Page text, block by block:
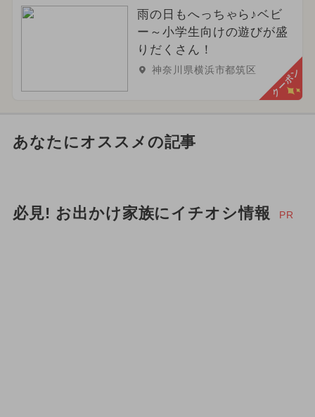
雨の日もへっちゃら♪ベビ
ー～小学生向けの遊びが盛
りだくさん！
神奈川県横浜市都筑区 クーポン
あなたにオススメの記事
必見! お出かけ家族にイチオシ情報 PR